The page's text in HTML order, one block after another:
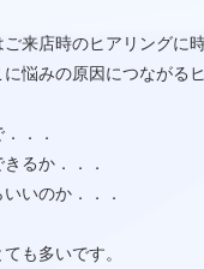
来店時のヒアリングに
悩みの原因につながる
．．
るか．．．
いのか．．．
も多いです。